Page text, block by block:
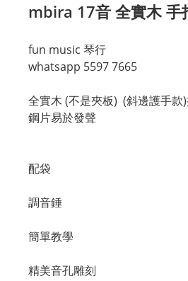
mbira 17音 全實木 手
fun music 琴行
whatsapp 5597 7665
全實木 (不是夾板)  (斜邊護手
鋼片易於發聲
配袋
調音錘
簡單教學
精美音孔雕刻